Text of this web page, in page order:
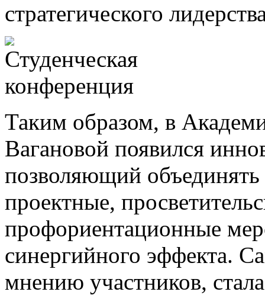
стратегического
Таким образом, в
Вагановой появился
позволяющий объединять
проектные,
профориентационные
синергийного эффекта.
мнению участников,